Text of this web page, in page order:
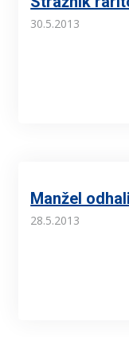
30.5.2013
Manžel
28.5.2013